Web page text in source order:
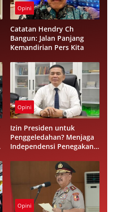
Opini
Catatan Hendry Ch
Bangun: Jalan Panjang
Kemandirian Pers Kita
Opini
Izin Presiden untuk
Penggeledahan? Menjaga
Independensi Penegakan
Opini